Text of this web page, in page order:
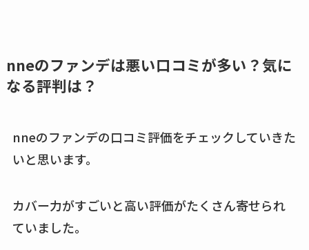
め替えはどこで売っ
アクアテクトゲルが
買える？値段や手荒
nneのファンデは悪い口コミが多い？気に
なる評判は？
nneのファンデの口コミ評価をチェックしていきた
いと思います。
カバー力がすごいと高い評価がたくさん寄せられ
ていました。